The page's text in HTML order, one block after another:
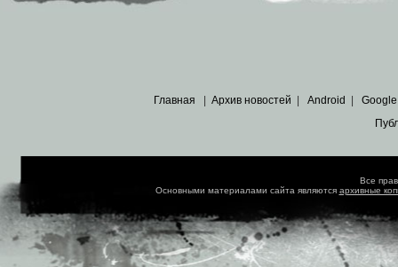
Главная Архив новостей Android Google
Все
Основными материалами сайта являются архивные